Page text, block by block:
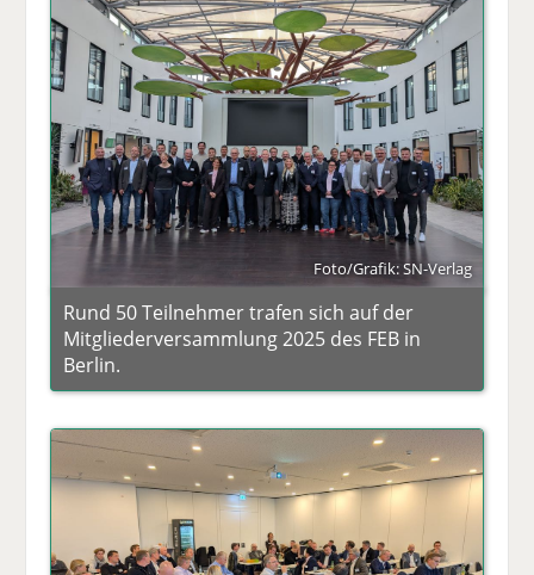
Foto/Grafik: SN-Verlag
Rund 50 Teilnehmer trafen sich auf der
Mitgliederversammlung 2025 des FEB in
Berlin.